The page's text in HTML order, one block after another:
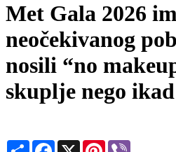
Met Gala 2026
neočekivanog
nosili “no
skuplje nego ikad
Share Facebook
X Pinterest